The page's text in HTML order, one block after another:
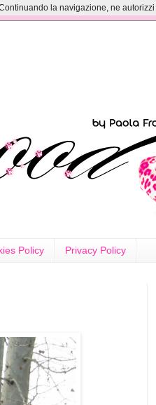
Policy Privacy Policy
la navigazione, ne